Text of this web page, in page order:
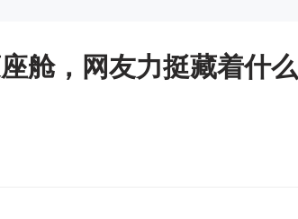
舱，网友力挺藏着什么